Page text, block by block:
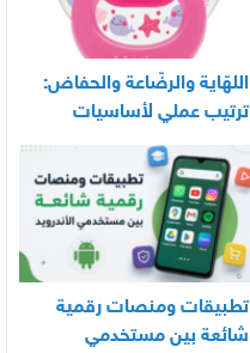
اللهّاية والرضّاعة والحفاض:
ترتيب عملي لأساسيات
العناية اليومية بالرضيع
تطبيقات ومنصات رقمية
شائعة بين مستخدمي